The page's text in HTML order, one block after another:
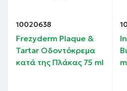
10020638
Frezyderm Plaque &
Tartar Οδοντόκρεμα
κατά της Πλάκας 75 ml